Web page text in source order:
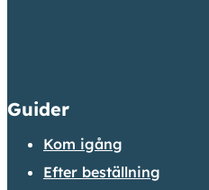
Guider
Kom igång
Efter beställning